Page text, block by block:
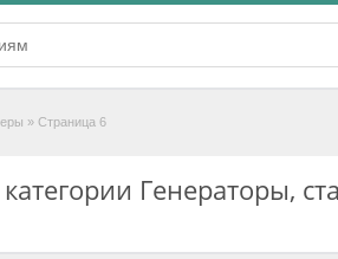
» Страница 6
Генераторы,